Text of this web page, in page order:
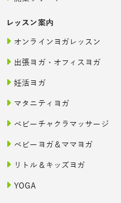
レッスン案内
オンラインヨガレッスン
出張ヨガ・オフィスヨガ
妊活ヨガ
マタニティヨガ
ベビーチャクラマッサージ
ベビーヨガ＆ママヨガ
リトル＆キッズヨガ
YOGA